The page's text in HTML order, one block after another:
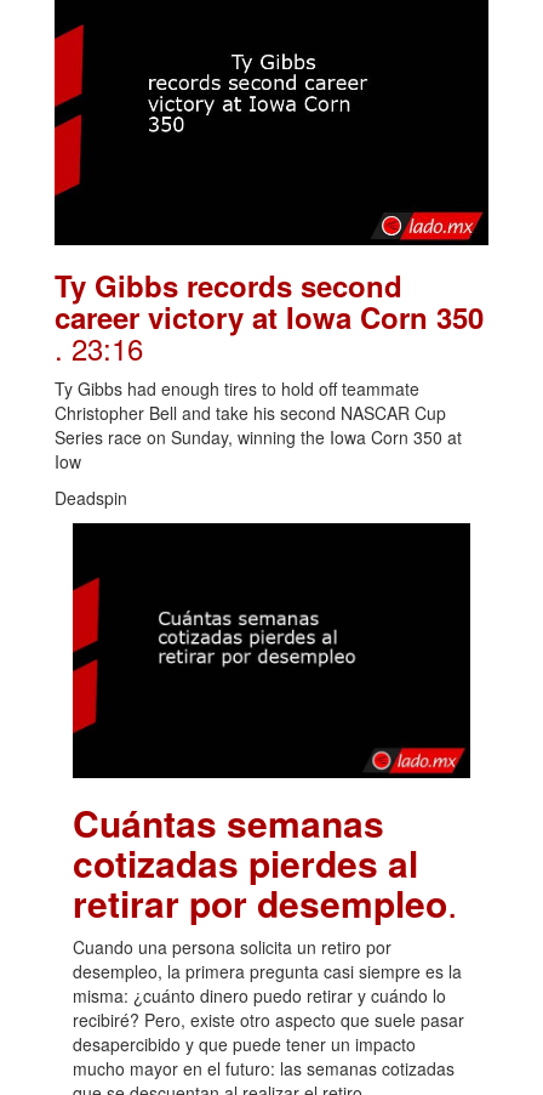
Ty Gibbs records second
career victory at Iowa Corn 350
. 23:16
Ty Gibbs had enough tires to hold off teammate
Christopher Bell and take his second NASCAR Cup
Series race on Sunday, winning the Iowa Corn 350 at
Iow
Deadspin
Cuántas semanas
cotizadas pierdes al
retirar por desempleo.
Cuando una persona solicita un retiro por
desempleo, la primera pregunta casi siempre es la
misma: ¿cuánto dinero puedo retirar y cuándo lo
recibiré? Pero, existe otro aspecto que suele pasar
desapercibido y que puede tener un impacto
mucho mayor en el futuro: las semanas cotizadas